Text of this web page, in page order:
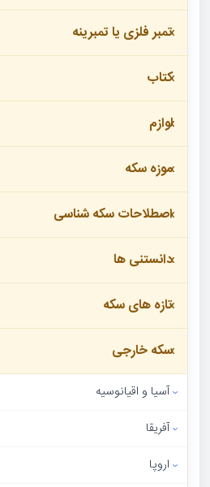
تمبر فلزی یا تمبرینه
کتاب
لوازم
موزه سکه
اصطلاحات سکه شناسی
دانستنی ها
تازه های سکه
سکه خارجی
آسیا و اقیانوسیه
آفریقا
اروپا